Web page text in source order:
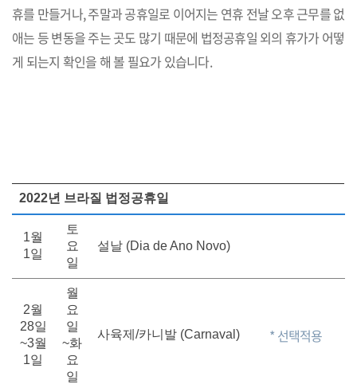
휴를 만들거나, 주말과 공휴일로 이어지는 연휴 전날 오후 근무를 없
애는 등 변동을 주는 곳도 많기 때문에 법정공휴일 외의 휴가가 어떻
게 되는지 확인을 해 볼 필요가 있습니다.
2022년 브라질 법정공휴일
1월
1일
토
요
일
설날 (Dia de Ano Novo)
2월
28일
~3월
1일
월
요
일
~화
요
일
사육제/카니발 (Carnaval) * 선택적용